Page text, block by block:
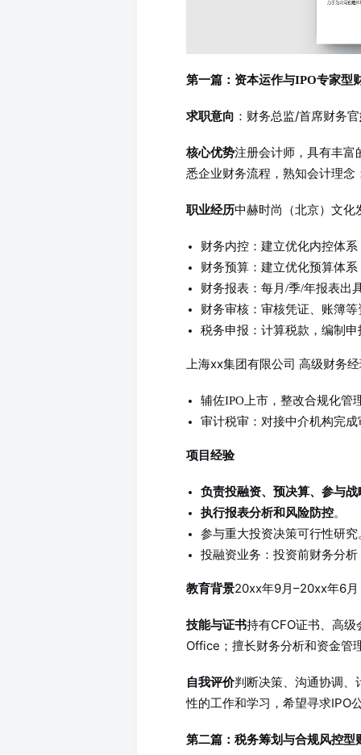
第一篇：资本运作与IPO专家型
求职意向 ：财务总监/首席财务官
核心优势注册会计师，具有丰富
悉企业财务流程，熟知会计理
职业经历中赫时尚（北京）文
财务内控：建立优化内控体
财务预算：建立优化预算体
财务报表：每月/季/年报表出
财务审核：审核凭证、账簿
税务申报：计算税款，编制
上海xx集团有限公司 高级财务
辅佐IPO上市，整改合规化管
审计税审：对接中介机构完
项目经验
负责投融资、预决算、参与战
执行报表分析和风险防控。
参与重大投资决策可行性研究
投融资业务：投资前财务分
教育背景20xx年9月–20xx年6
技能与证书持有CFO证书、高
Office；擅长财务分析和资金管
自我评价判断决策、沟通协调、
性的工作和学习，希望寻求IPO
第二篇：税务筹划与合规风控型